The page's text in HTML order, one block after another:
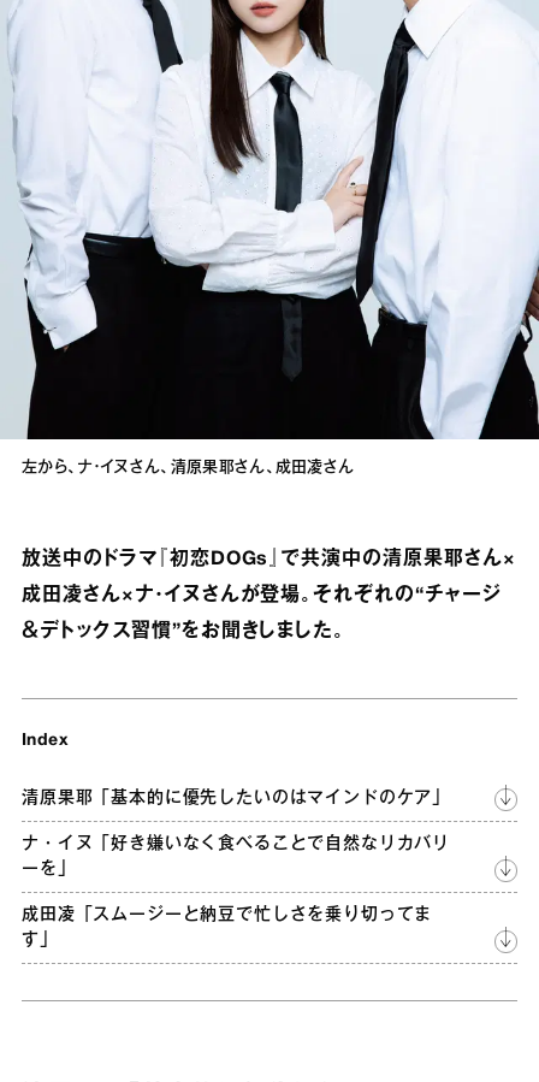
左から、ナ・イヌさん、清原果耶さん、成田凌さん
放送中のドラマ『初恋DOGs』で共演中の清原果耶さん×
成田凌さん×ナ・イヌさんが登場。それぞれの“チャージ
＆デトックス習慣”をお聞きしました。
Index
清原果耶「基本的に優先したいのはマインドのケア」
ナ・イヌ「好き嫌いなく食べることで自然なリカバリ
ーを」
成田凌「スムージーと納豆で忙しさを乗り切ってま
す」